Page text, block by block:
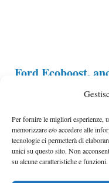
Per fornire le migliori esperienze,
memorizzare e/o accedere alle
tecnologie ci permetterà di
unici su questo sito. Non
su alcune caratteristiche e funzioni.
Categorie
Ford Driving
programma sulla
ai giovani
Ford conferma il suo